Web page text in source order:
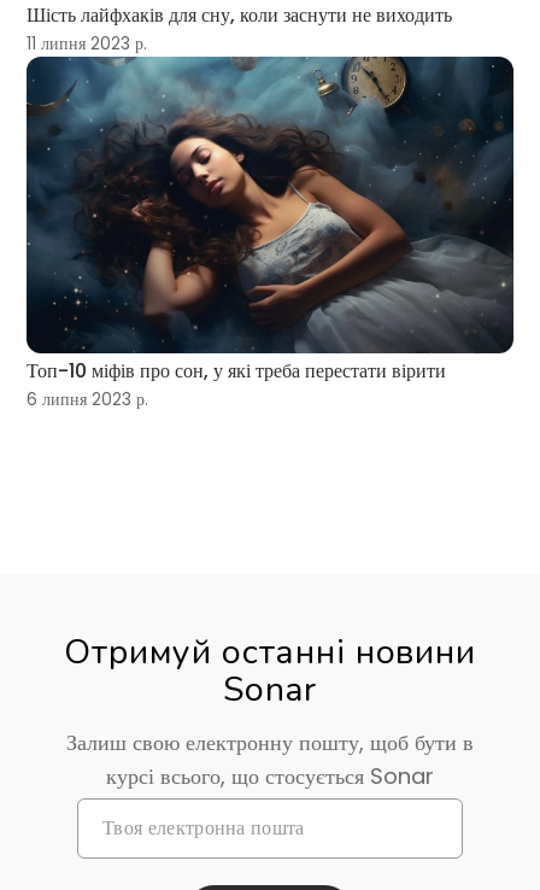
Шість лайфхаків для сну, коли заснути не виходить
11 липня 2023 р.
Топ-10 міфів про сон, у які треба перестати вірити
6 липня 2023 р.
Отримуй останні новини
Sonar
Залиш свою електронну пошту, щоб бути в
курсі всього, що стосується Sonar